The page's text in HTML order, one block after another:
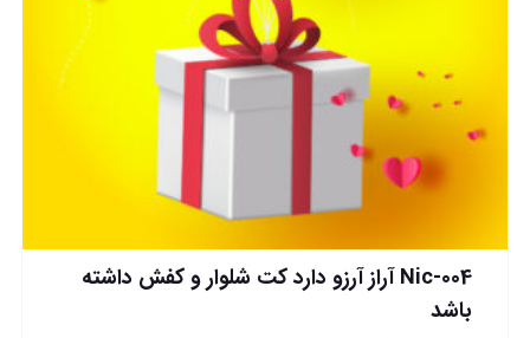
Nic-004 آراز آرزو دارد کت شلوار و کفش داشته
باشد